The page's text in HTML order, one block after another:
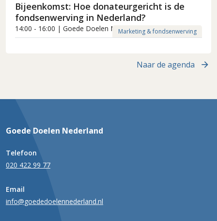
Bijeenkomst: Hoe donateurgericht is de
fondsenwerving in Nederland?
14:00 - 16:00 | Goede Doelen NederlandMarketing & fondsenwerving
Naar de agenda
Goede Doelen Nederland
Telefoon
020 422 99 77
Email
info@goededoelennederland.nl